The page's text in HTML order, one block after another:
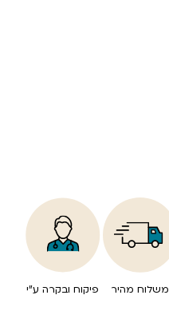
משלוח מהיר פיקוח ובקרה ע”י